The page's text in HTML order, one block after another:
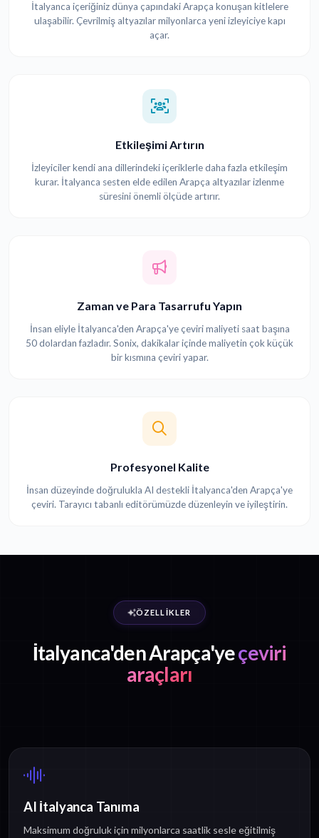
İtalyanca içeriğiniz dünya çapındaki Arapça konuşan kitlelere
ulaşabilir. Çevrilmiş altyazılar milyonlarca yeni izleyiciye kapı
açar.
Etkileşimi Artırın
İzleyiciler kendi ana dillerindeki içeriklerle daha fazla etkileşim
kurar. İtalyanca sesten elde edilen Arapça altyazılar izlenme
süresini önemli ölçüde artırır.
Zaman ve Para Tasarrufu Yapın
İnsan eliyle İtalyanca'den Arapça'ye çeviri maliyeti saat başına
50 dolardan fazladır. Sonix, dakikalar içinde maliyetin çok küçük
bir kısmına çeviri yapar.
Profesyonel Kalite
İnsan düzeyinde doğrulukla AI destekli İtalyanca'den Arapça'ye
çeviri. Tarayıcı tabanlı editörümüzde düzenleyin ve iyileştirin.
ÖZELLIKLER
İtalyanca'den Arapça'yeçeviri
araçları
AI İtalyanca Tanıma
Maksimum doğruluk için milyonlarca saatlik sesle eğitilmiş